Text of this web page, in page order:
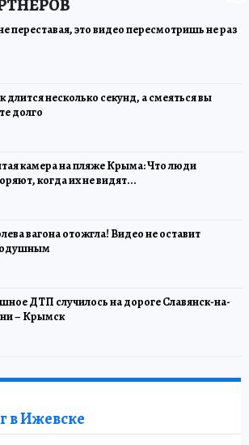
переставая, это видео пересмотришь не раз
длится несколько секунд, а смеяться вы
долго
камера на пляже Крыма: Что люди
когда их не видят...
вагона отожгла! Видео не оставит
ДТП случилось на дороге Славянск-на-
– Крымск
в Ижевске